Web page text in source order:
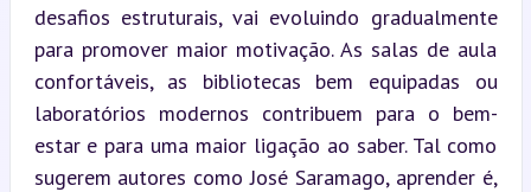
desafios estruturais, vai evoluindo gradualmente
para promover maior motivação. As salas de aula
confortáveis, as bibliotecas bem equipadas ou
laboratórios modernos contribuem para o bem-
estar e para uma maior ligação ao saber. Tal como
sugerem autores como José Saramago, aprender é,